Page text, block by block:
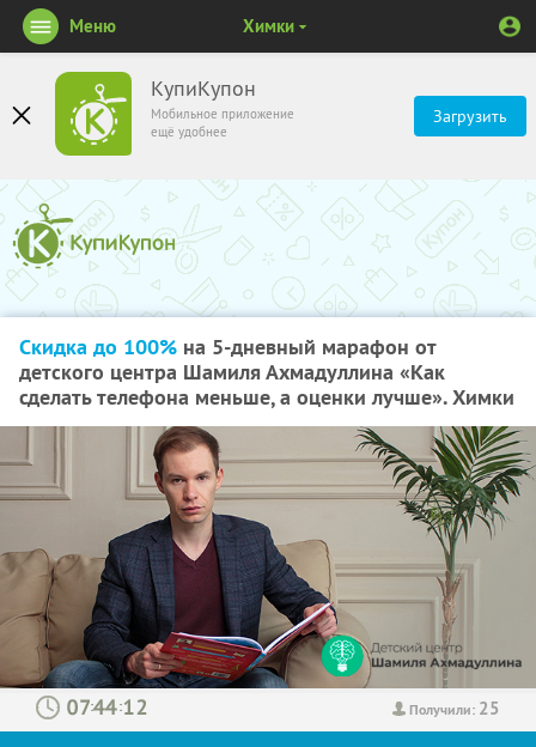
КупиКупон
Мобильное приложение
ещё удобнее
Загрузить
Меню Химки
Скидка до 100% на 5-дневный марафон от
детского центра Шамиля Ахмадуллина «Как
сделать телефона меньше, а оценки лучше». Химки
Получили: 25
: :